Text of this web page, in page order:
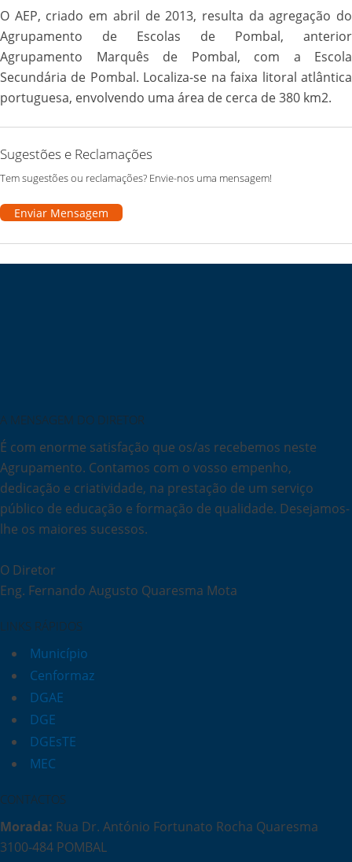
O AEP, criado em abril de 2013, resulta da agregação do
Agrupamento de Escolas de Pombal, anterior
Agrupamento Marquês de Pombal, com a Escola
Secundária de Pombal. Localiza-se na faixa litoral atlântica
portuguesa, envolvendo uma área de cerca de 380 km2.
Sugestões e Reclamações
Tem sugestões ou reclamações? Envie-nos uma mensagem!
Enviar Mensagem
A MENSAGEM DO DIRETOR
É com enorme satisfação que os/as recebemos neste
Agrupamento. Contamos com o vosso empenho,
dedicação e criatividade, na prestação de um serviço
público de educação e formação de qualidade. Desejamos-
lhe os maiores sucessos.
O Diretor
Eng. Fernando Augusto Quaresma Mota
LINKS RÁPIDOS
Município
Cenformaz
DGAE
DGE
DGEsTE
MEC
CONTACTOS
Morada: Rua Dr. António Fortunato Rocha Quaresma
3100-484 POMBAL